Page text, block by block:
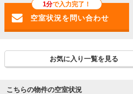
1分で入力完了！
お気に入り一覧を見る
こちらの物件の空室状況